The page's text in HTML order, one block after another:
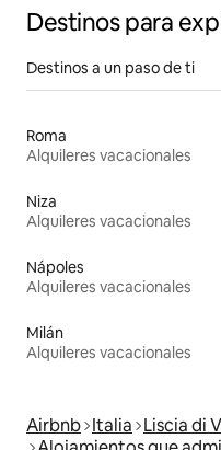
Destinos para
Destinos a un paso de ti
Roma
Alquileres vacacionales
Niza
Alquileres vacacionales
Nápoles
Alquileres vacacionales
Milán
Alquileres vacacionales
Airbnb Italia Liscia di